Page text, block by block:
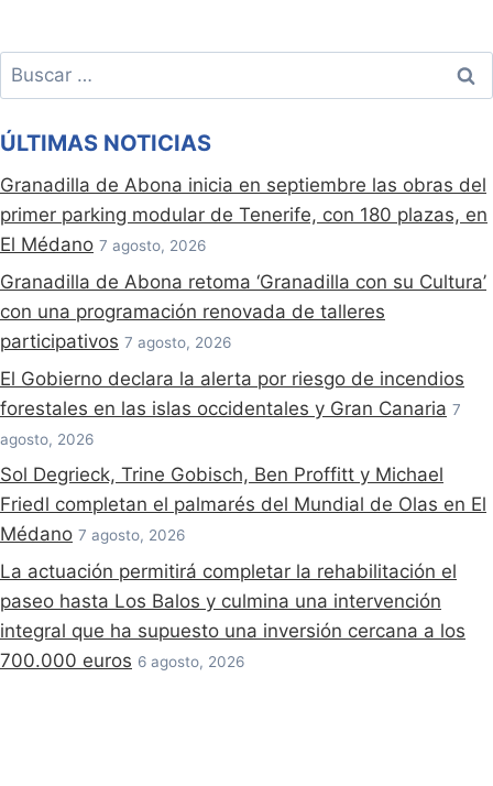
Buscar:
ÚLTIMAS NOTICIAS
Granadilla de Abona inicia en septiembre las obras del
primer parking modular de Tenerife, con 180 plazas, en
El Médano 7 agosto, 2026
Granadilla de Abona retoma ‘Granadilla con su Cultura’
con una programación renovada de talleres
participativos 7 agosto, 2026
El Gobierno declara la alerta por riesgo de incendios
forestales en las islas occidentales y Gran Canaria 7
agosto, 2026
Sol Degrieck, Trine Gobisch, Ben Proffitt y Michael
Friedl completan el palmarés del Mundial de Olas en El
Médano 7 agosto, 2026
La actuación permitirá completar la rehabilitación el
paseo hasta Los Balos y culmina una intervención
integral que ha supuesto una inversión cercana a los
700.000 euros 6 agosto, 2026